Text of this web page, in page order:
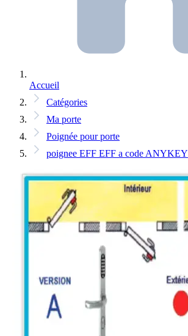
Accueil
Catégories
Ma porte
Poignée pour porte
poignee EFF EFF a code ANYKEY